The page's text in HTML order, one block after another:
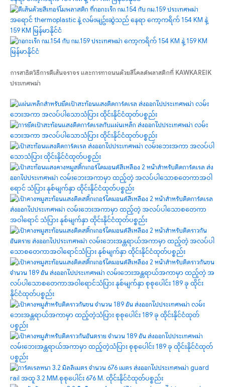
การสาธิตวิธีการตีเส้นจราจร และการทาถนนด้วยสีโคลด์พลาสติกที่ KAWKAREIK
ประเทศพม่า